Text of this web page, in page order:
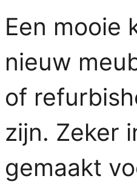
Een mooie
nieuw
of
zijn. Zeker
gemaakt